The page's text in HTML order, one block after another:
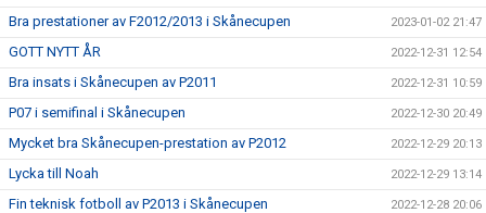
Bra prestationer av F2012/2013 i Skånecupen 2023-01-02 21:47
GOTT NYTT ÅR 2022-12-31 12:54
Bra insats i Skånecupen av P2011 2022-12-31 10:59
P07 i semifinal i Skånecupen 2022-12-30 20:49
Mycket bra Skånecupen-prestation av P2012 2022-12-29 20:13
Lycka till Noah 2022-12-29 13:14
Fin teknisk fotboll av P2013 i Skånecupen 2022-12-28 20:06